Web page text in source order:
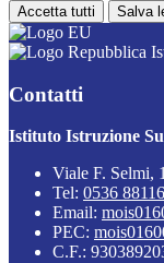
Accetta tutti Salva
Contatti
Istituto Istruzione
Viale F. Selmi,
Tel: 0536
Email:
PEC:
C.F.: